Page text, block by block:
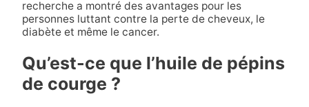
recherche a montré des avantages pour les
personnes luttant contre la perte de cheveux, le
diabète et même le cancer.
Qu’est-ce que l’huile de pépins
de courge ?